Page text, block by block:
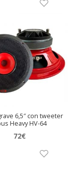
6,5″ con tweeter
Heavy HV-64
72€